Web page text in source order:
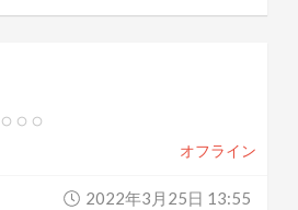
オフライン
2022年3月25日 13:55